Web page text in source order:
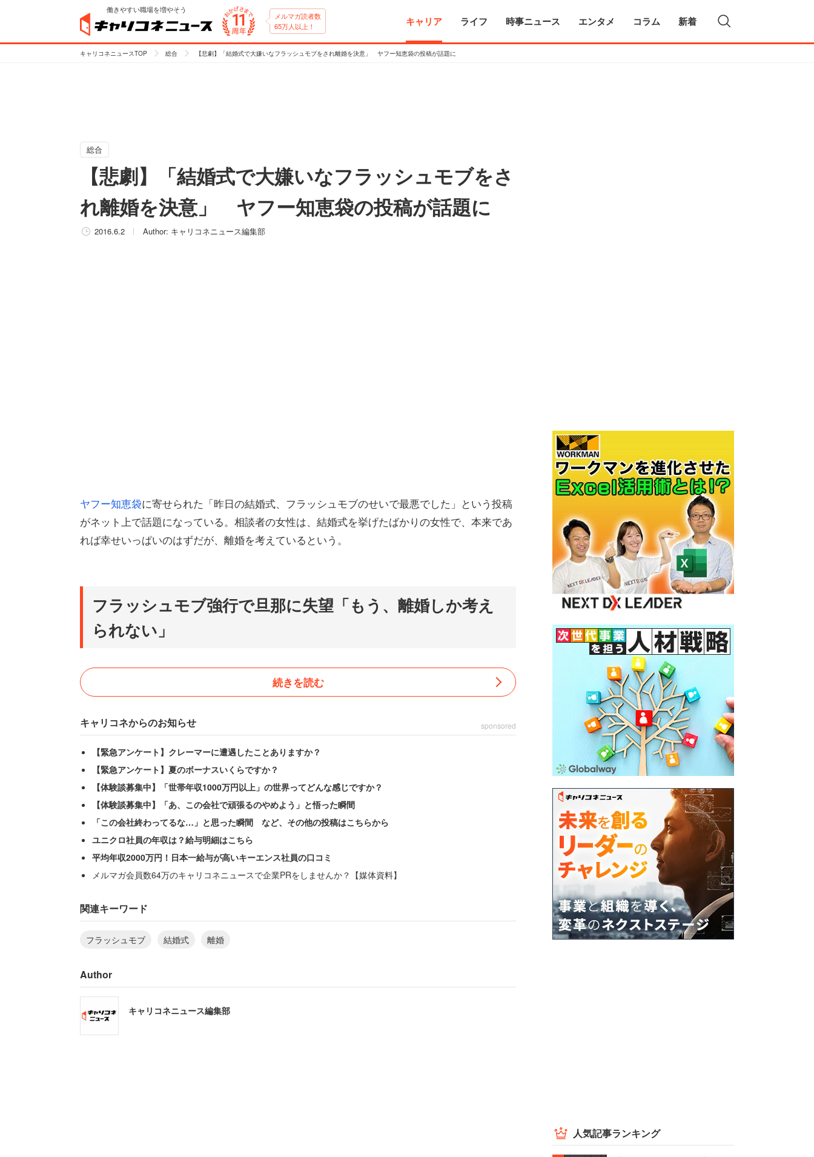
働きやすい職場を増やそう
メルマガ読者数
65万人以上！
キャリア ライフ 時事ニュース エンタメ コラム 新着
キャリコネニュースTOP 総合 【悲劇】「結婚式で大嫌いなフラッシュモブをされ離婚を決意」 ヤフー知恵袋の投稿が話題に
総合
【悲劇】「結婚式で大嫌いなフラッシュモブをさ
れ離婚を決意」 ヤフー知恵袋の投稿が話題に
2016.6.2 Author: キャリコネニュース編集部
ヤフー知恵袋に寄せられた「昨日の結婚式、フラッシュモブのせいで最悪でした」という投稿
がネット上で話題になっている。相談者の女性は、結婚式を挙げたばかりの女性で、本来であ
れば幸せいっぱいのはずだが、離婚を考えているという。
フラッシュモブ強行で旦那に失望「もう、離婚しか考え
られない」
続きを読む
キャリコネからのお知らせ sponsored
【緊急アンケート】クレーマーに遭遇したことありますか？
【緊急アンケート】夏のボーナスいくらですか？
【体験談募集中】「世帯年収1000万円以上」の世界ってどんな感じですか？
【体験談募集中】「あ、この会社で頑張るのやめよう」と悟った瞬間
「この会社終わってるな…」と思った瞬間 など、その他の投稿はこちらから
ユニクロ社員の年収は？給与明細はこちら
平均年収2000万円！日本一給与が高いキーエンス社員の口コミ
メルマガ会員数64万のキャリコネニュースで企業PRをしませんか？【媒体資料】
関連キーワード
フラッシュモブ 結婚式 離婚
Author
キャリコネニュース編集部
人気記事ランキング